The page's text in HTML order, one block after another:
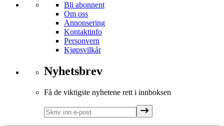
Bli abonnent
Om oss
Annonsering
Kontaktinfo
Personvern
Kjøpsvilkår
Nyhetsbrev
Få de viktigste nyhetene rett i innboksen